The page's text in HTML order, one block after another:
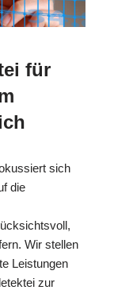
für
sich
die
Wir stellen
Leistungen
zur